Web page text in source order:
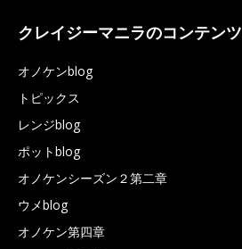
クレイジーマニラのコンテンツ
オノケンblog
トピックス
レンジblog
ポットblog
オノケンシーズン２第二章
ウメblog
オノケン第四章